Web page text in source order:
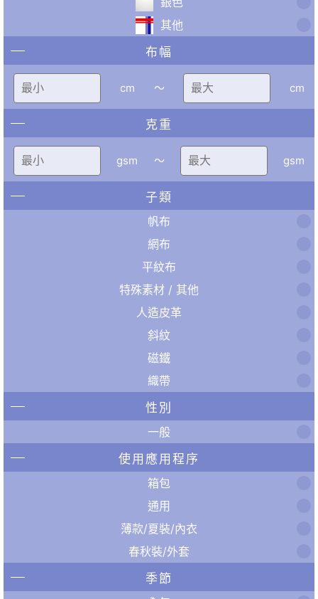
其他
布幅
cm 〜 cm
克重
gsm 〜 gsm
子類
帆布
網布
平紋布
特殊素材 / 其他
人造皮革
斜紋
磁鐵
織帶
性別
一般
使用應用程序
箱包
通用
薄款/夏裝/內衣
春秋裝/外套
季節